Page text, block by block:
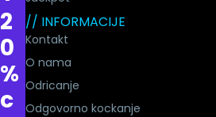
2
0
%
c
// INFORMACIJE
Kontakt
O nama
Odricanje
Odgovorno kockanje